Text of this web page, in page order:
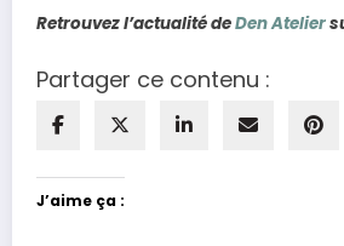
Retrouvez l’actualité deDen Atelier
Partager ce contenu :
J’aime ça :